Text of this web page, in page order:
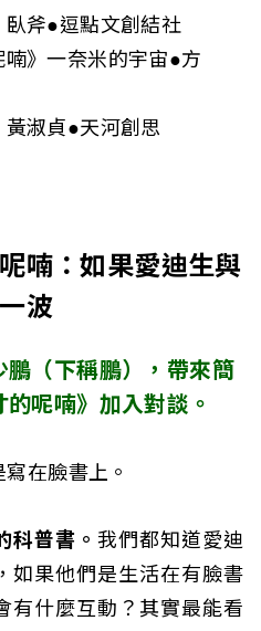
臥斧●逗點文創結社
喃》一奈米的宇宙●方
黃淑貞●天河創思
喃：如果愛迪生與
波
鵬（下稱鵬），帶來簡
呢喃》加入對談。
在臉書上。
科普書。 我們都知道愛迪
如果他們是生活在有臉書
有什麼互動？其實最能看